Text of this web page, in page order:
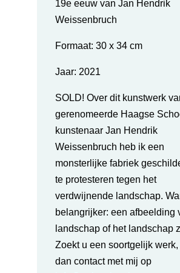
19e eeuw van Jan Hendrik
Weissenbruch
Formaat: 30 x 34 cm
Jaar: 2021
SOLD! Over dit kunstwerk
gerenomeerde Haagse
kunstenaar Jan Hendrik
Weissenbruch heb ik een
monsterlijke fabriek
te protesteren tegen het
verdwijnende landschap.
belangrijker: een afbeelding
landschap of het landschap
Zoekt u een soortgelijk
dan contact met mij op